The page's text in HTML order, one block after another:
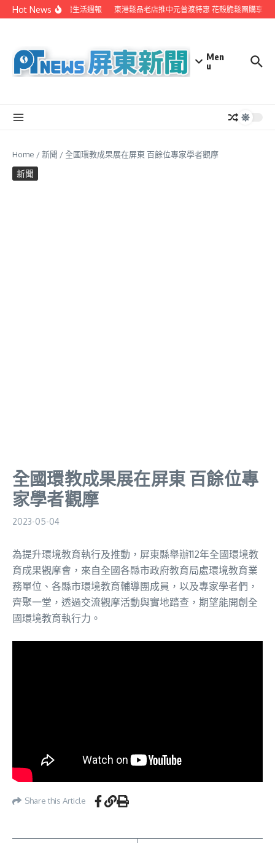
Skip to content
Hot NewsEYE台灣生活週報 東港鬆品老店推中元普渡特惠 花殼脆鬆團購享超
Men
u
Home /新聞 /全國環教成果展在屏東 百餘位專家學者觀摩
新聞
全國環教成果展在屏東 百餘位專
家學者觀摩
2023-05-04
為提升環境教育執行及推動，屏東縣舉辦112年全國環境教
育成果觀摩會，來自全國各縣市政府教育局處環境教育業
務單位、各縣市環境教育輔導團成員，以及專家學者們，
齊聚一堂，透過交流觀摩活動與實地踏查，期望能開創全
國環境教育執行力。
Share this Article